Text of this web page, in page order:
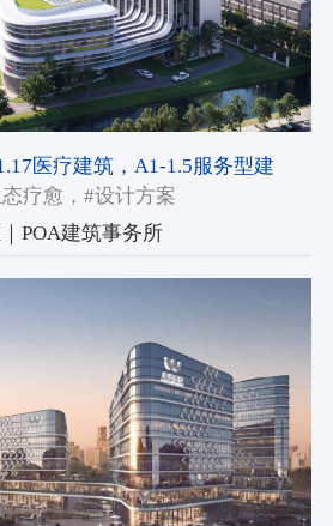
医疗建筑，A1-1.5服务型建
疗愈 ，#设计方案
POA建筑事务所